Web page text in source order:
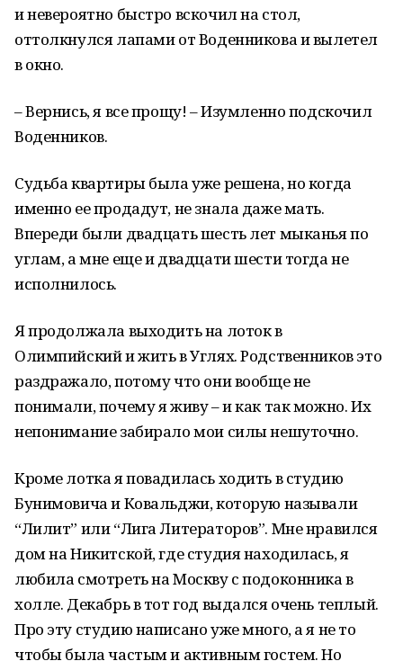
и невероятно быстро вскочил на стол,
оттолкнулся лапами от Воденникова и вылетел
в окно.
– Вернись, я все прощу! – Изумленно подскочил
Воденников.
Судьба квартиры была уже решена, но когда
именно ее продадут, не знала даже мать.
Впереди были двадцать шесть лет мыканья по
углам, а мне еще и двадцати шести тогда не
исполнилось.
Я продолжала выходить на лоток в
Олимпийский и жить в Углях. Родственников это
раздражало, потому что они вообще не
понимали, почему я живу – и как так можно. Их
непонимание забирало мои силы нешуточно.
Кроме лотка я повадилась ходить в студию
Бунимовича и Ковальджи, которую называли
“Лилит” или “Лига Литераторов”. Мне нравился
дом на Никитской, где студия находилась, я
любила смотреть на Москву с подоконника в
холле. Декабрь в тот год выдался очень теплый.
Про эту студию написано уже много, а я не то
чтобы была частым и активным гостем. Но